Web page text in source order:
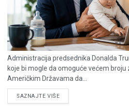
Administracija predsednika Donalda
koje bi mogle da omoguće većem
Američkim Državama da...
SAZNAJTE VIŠEDETAILS